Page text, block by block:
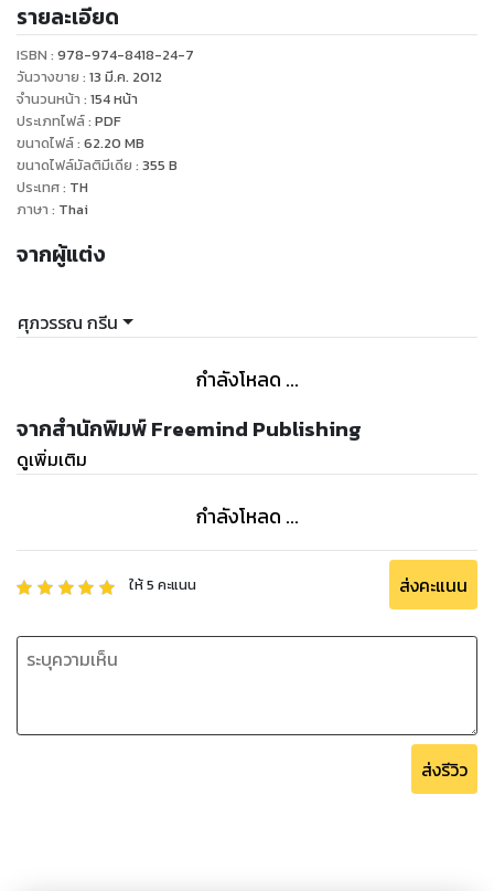
เรื่องการพา ตัวใจกลับบ้านให้ลูกหลานได้เป็นอย่างดียิ่ง ซึ่งเป็น
เหตุผลใหญ่ที่ดิฉันตั้งชื่อเรื่องว่า "ปฏิบัติการไล่หนูออกจากบ้าน"
อันมีความหมายเดียวกับวลี "พาตัวใจกลับบ้าน" หรือ สติปัฏฐานสี่
หรือ การทำวิปัสสนานั่นเอง ซึ่งดิฉันจะพยายามเขียนบทให้แก่
หนังสือการ์ตูนชุดนี้อย่างต่อเนื่อง โดยเน้นเป้าหมายที่จะช่วยให้ผู้
อ่านไม่ว่าเด็กหรือผู้ใหญ่สามารถเดินทางออก จากคุกชีวิตได้ใน
ที่สุด
รายละเอียด
ISBN : 978-974-8418-24-7
วันวางขาย : 13 มี.ค. 2012
จำนวนหน้า : 154หน้า
ประเภทไฟล์: PDF
ขนาดไฟล์: 62.20 MB
ขนาดไฟล์มัลติมีเดีย : 355 B
ประเทศ: TH
ภาษา : Thai
จากผู้แต่ง
ศุภวรรณ กรีน
กำลังโหลด ...
จากสำนักพิมพ์ Freemind Publishing
ดูเพิ่มเติม
กำลังโหลด ...
ให้5 คะแนน ส่งคะแนน
ส่งรีวิว